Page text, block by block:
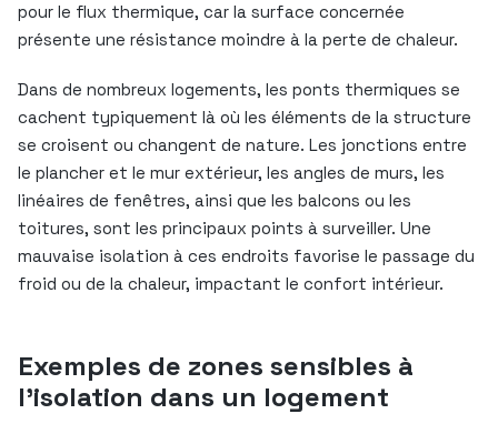
pour le flux thermique, car la surface concernée
présente une résistance moindre à la perte de chaleur.
Dans de nombreux logements, les ponts thermiques se
cachent typiquement là où les éléments de la structure
se croisent ou changent de nature. Les jonctions entre
le plancher et le mur extérieur, les angles de murs, les
linéaires de fenêtres, ainsi que les balcons ou les
toitures, sont les principaux points à surveiller. Une
mauvaise isolation à ces endroits favorise le passage du
froid ou de la chaleur, impactant le confort intérieur.
Exemples de zones sensibles à
l’isolation dans un logement